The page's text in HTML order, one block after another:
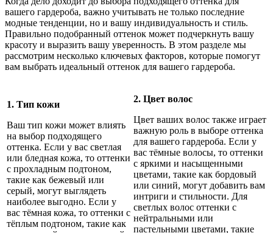
вашего гардероба, важно учитывать не только последние
модные тенденции, но и вашу индивидуальность и стиль.
Правильно подобранный оттенок может подчеркнуть вашу
красоту и выразить вашу уверенность. В этом разделе мы
рассмотрим несколько ключевых факторов, которые помогут
вам выбрать идеальный оттенок для вашего гардероба.
1. Тип кожи
Ваш тип кожи может влиять
на выбор подходящего
оттенка. Если у вас светлая
или бледная кожа, то оттенки
с прохладным подтоном,
такие как бежевый или
серый, могут выглядеть
наиболее выгодно. Если у
вас тёмная кожа, то оттенки с
тёплым подтоном, такие как
2. Цвет волос
Цвет ваших волос также играет
важную роль в выборе оттенка
для вашего гардероба. Если у
вас тёмные волосы, то оттенки
с яркими и насыщенными
цветами, такие как бордовый
или синий, могут добавить вам
интриги и стильности. Для
светлых волос оттенки с
нейтральными или
пастельными цветами, такие